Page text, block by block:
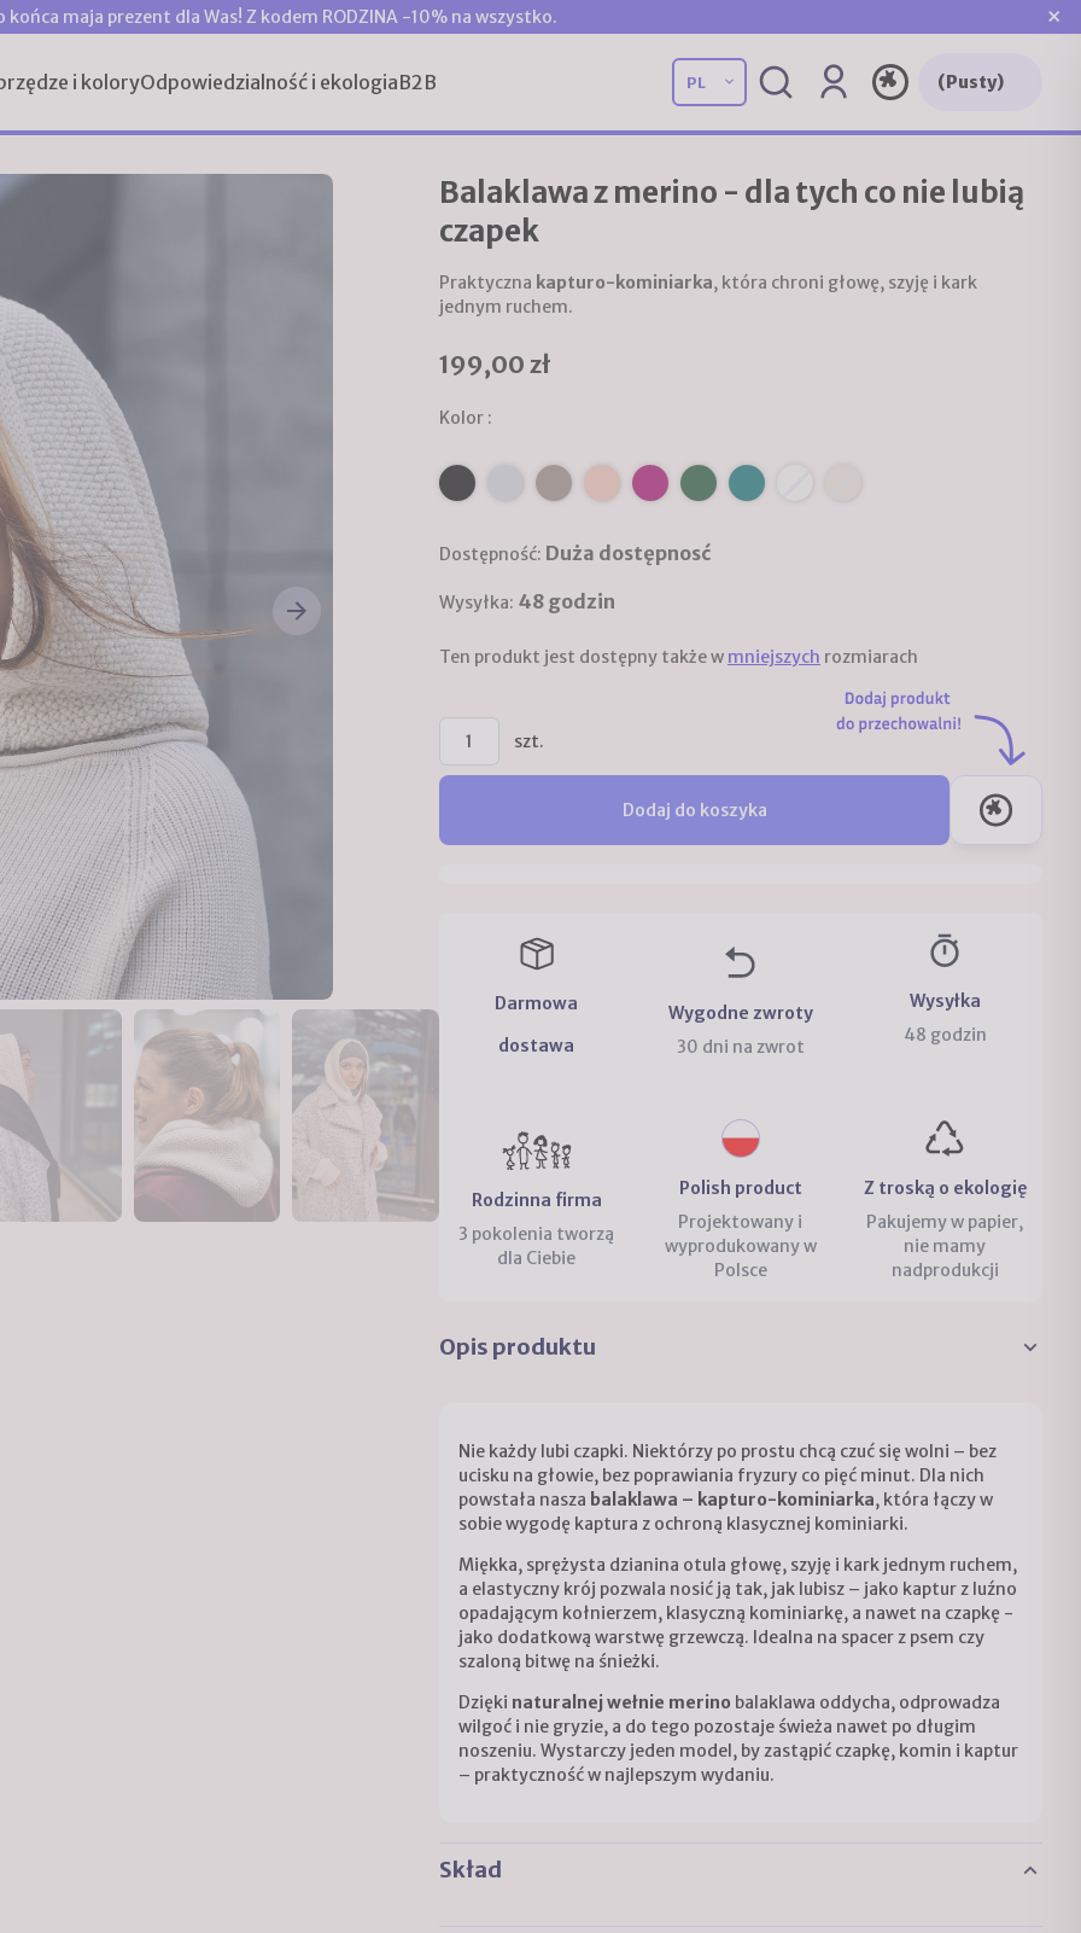
końca maja prezent dla Was! Z kodem RODZINA -10% na wszystko. ×
i koloryOdpowiedzialność i ekologiaB2B (Pusty)
Balaklawa z merino - dla tych co nie lubią
czapek
Praktyczna kapturo-kominiarka, która chroni głowę, szyję i kark
jednym ruchem.
199,00 zł
Kolor :
Dostępność: Duża dostępnosć
Wysyłka: 48 godzin
Ten produkt jest dostępny także w mniejszych rozmiarach
szt.
Dodaj do koszyka
Darmowa
dostawa
Wygodne zwroty
30 dni na zwrot
Wysyłka
48 godzin
Rodzinna firma
3 pokolenia tworzą
dla Ciebie
Polish product
Projektowany i
wyprodukowany w
Polsce
Z troską o ekologię
Pakujemy w papier,
nie mamy
nadprodukcji
Opis produktu
Nie każdy lubi czapki. Niektórzy po prostu chcą czuć się wolni – bez
ucisku na głowie, bez poprawiania fryzury co pięć minut. Dla nich
powstała nasza balaklawa – kapturo-kominiarka, która łączy w
sobie wygodę kaptura z ochroną klasycznej kominiarki.
Miękka, sprężysta dzianina otula głowę, szyję i kark jednym ruchem,
a elastyczny krój pozwala nosić ją tak, jak lubisz – jako kaptur z luźno
opadającym kołnierzem, klasyczną kominiarkę, a nawet na czapkę -
jako dodatkową warstwę grzewczą. Idealna na spacer z psem czy
szaloną bitwę na śnieżki.
Dzięki naturalnej wełnie merino balaklawa oddycha, odprowadza
wilgoć i nie gryzie, a do tego pozostaje świeża nawet po długim
noszeniu. Wystarczy jeden model, by zastąpić czapkę, komin i kaptur
– praktyczność w najlepszym wydaniu.
Skład